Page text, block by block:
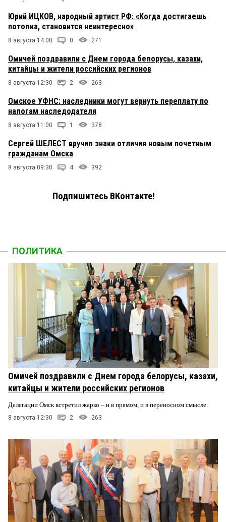
Юрий ИЦКОВ, народный артист РФ: «Когда достигаешь
потолка, становится неинтересно»
8 августа 14:00 0 271
Омичей поздравили с Днем города белорусы, казахи,
китайцы и жители российских регионов
8 августа 12:30 2 263
Омское УФНС: наследники могут вернуть переплату по
налогам наследодателя
8 августа 11:00 1 378
Сергей ШЕЛЕСТ вручил знаки отличия новым почетным
гражданам Омска
8 августа 09:30 4 392
Подпишитесь ВКонтакте!
ПОЛИТИКА
Омичей поздравили с Днем города белорусы, казахи,
китайцы и жители российских регионов
Делегации Омск встретил жарко – и в прямом, и в переносном смысле.
8 августа 12:30 2 263